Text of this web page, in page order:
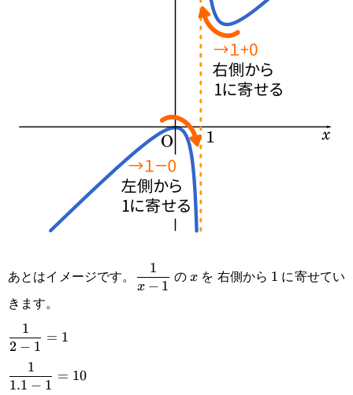
あとはイメージです。
\displaystyle\frac{1}
{x-1}
x − 1
1 のx を 右側から 1
1 に寄せてい
きます。
\displaystyle \frac{1}{2-
1}=1\\\displaystyle\frac{1}
{1.1-
2 − 1
1
= 1
1.1 − 1
1
= 10